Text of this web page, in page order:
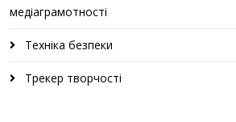
медіаграмотності
Техніка безпеки
Трекер творчості